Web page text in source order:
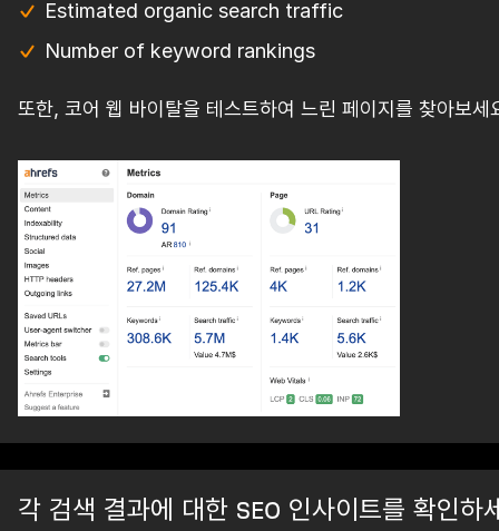
Estimated organic search traffic
Number of keyword rankings
또한, 코어 웹 바이탈을 테스트하여 느린 페이지를 찾아보세
각 검색 결과에 대한 SEO 인사이트를 확인하